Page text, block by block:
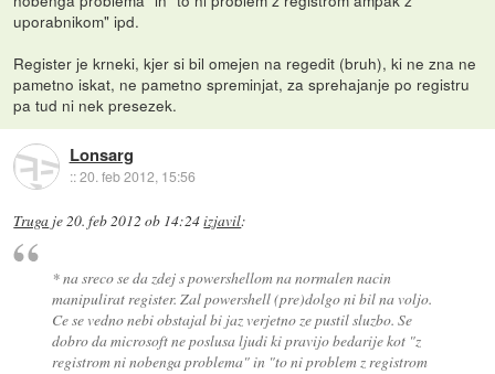
uporabnikom" ipd.
Register je krneki, kjer si bil omejen na regedit (bruh), ki ne zna ne
pametno iskat, ne pametno spreminjat, za sprehajanje po registru
pa tud ni nek presezek.
Lonsarg
::20. feb 2012, 15:56
Truga je20. feb 2012 ob 14:24izjavil:
* na sreco se da zdej s powershellom na normalen nacin
manipulirat register. Zal powershell (pre)dolgo ni bil na voljo.
Ce se vedno nebi obstajal bi jaz verjetno ze pustil sluzbo. Se
dobro da microsoft ne poslusa ljudi ki pravijo bedarije kot "z
registrom ni nobenga problema" in "to ni problem z registrom